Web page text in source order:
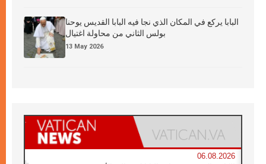
البابا يركع في المكان الذي نجا فيه البابا القديس يوحنا
بولس الثاني من محاولة اغتيال
13 May 2026
06.08.2026